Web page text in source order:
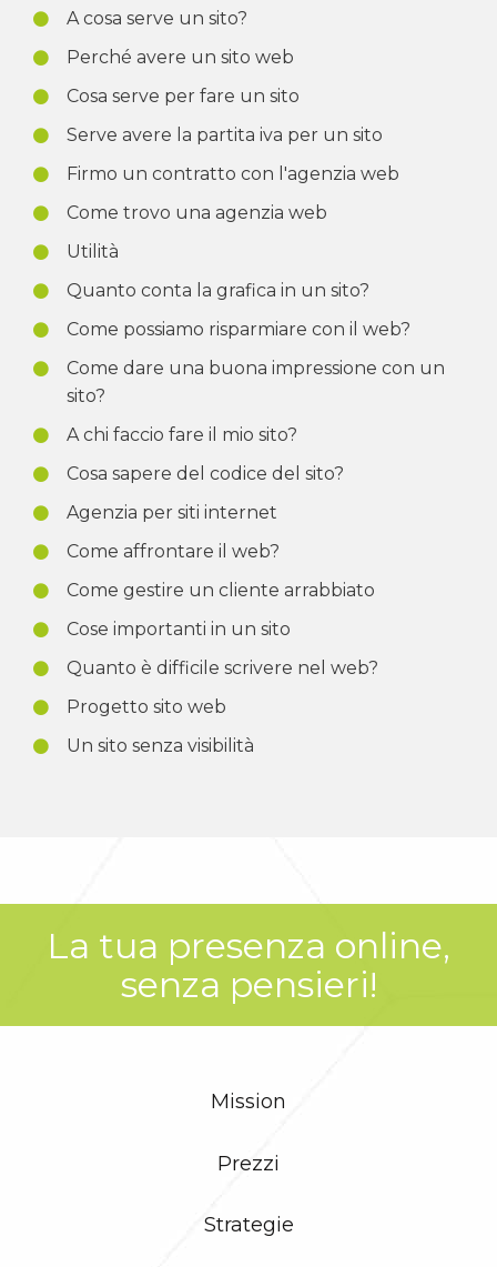
A cosa serve un sito?
Perché avere un sito web
Cosa serve per fare un sito
Serve avere la partita iva per un sito
Firmo un contratto con l'agenzia web
Come trovo una agenzia web
Utilità
Quanto conta la grafica in un sito?
Come possiamo risparmiare con il web?
Come dare una buona impressione con un
sito?
A chi faccio fare il mio sito?
Cosa sapere del codice del sito?
Agenzia per siti internet
Come affrontare il web?
Come gestire un cliente arrabbiato
Cose importanti in un sito
Quanto è difficile scrivere nel web?
Progetto sito web
Un sito senza visibilità
La tua presenza online,
senza pensieri!
Mission
Prezzi
Strategie